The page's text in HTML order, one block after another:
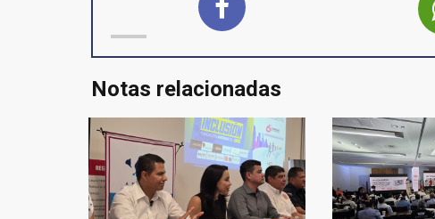
Notas relacionadas